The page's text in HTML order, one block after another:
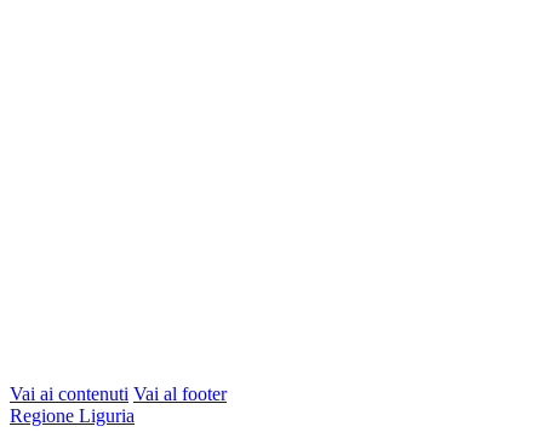
Vai ai contenuti Vai al footer
Regione Liguria